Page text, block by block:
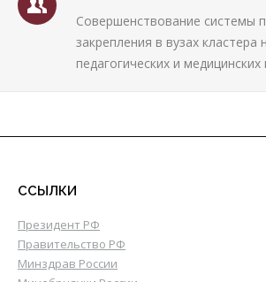
Совершенствование системы
закрепления в вузах кластера
педагогических и медицинских
ССЫЛКИ
Президент РФ
Правительство РФ
Минздрав России